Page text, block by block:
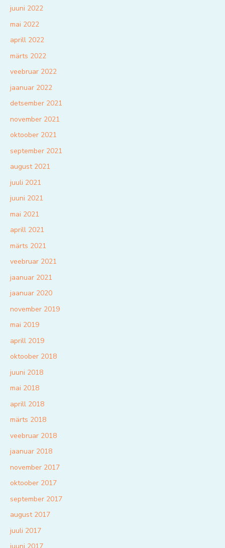
juuni 2022
mai 2022
aprill 2022
märts 2022
veebruar 2022
jaanuar 2022
detsember 2021
november 2021
oktoober 2021
september 2021
august 2021
juuli 2021
juuni 2021
mai 2021
aprill 2021
märts 2021
veebruar 2021
jaanuar 2021
jaanuar 2020
november 2019
mai 2019
aprill 2019
oktoober 2018
juuni 2018
mai 2018
aprill 2018
märts 2018
veebruar 2018
jaanuar 2018
november 2017
oktoober 2017
september 2017
august 2017
juuli 2017